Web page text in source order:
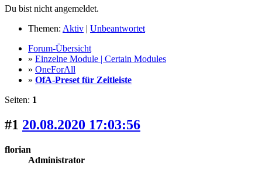
Du bist nicht angemeldet.
Themen: Aktiv | Unbeantwortet
Forum-Übersicht
» Einzelne Module | Certain Modules
» OneForAll
» OfA-Preset für Zeitleiste
Seiten: 1
#1 20.08.2020 17:03:56
florian
Administrator